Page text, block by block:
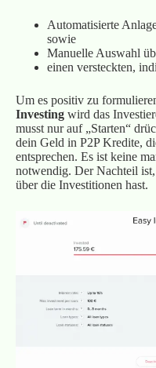
Automatisierte
sowie
Manuelle Auswahl
einen versteckten,
Um es positiv zu
Investing wird das
musst nur auf „Starten“
dein Geld in P2P Kredite,
entsprechen. Es ist keine
notwendig. Der Nachteil
über die Investitionen hast.